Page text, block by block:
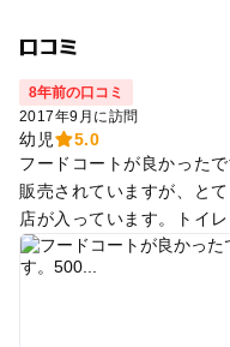
口コミ
8年前の口コミ
2017年9月に訪問
幼児
5.0
フードコートが良かった
販売されていますが、と
店が入っています。トイ
たりと休憩できます。